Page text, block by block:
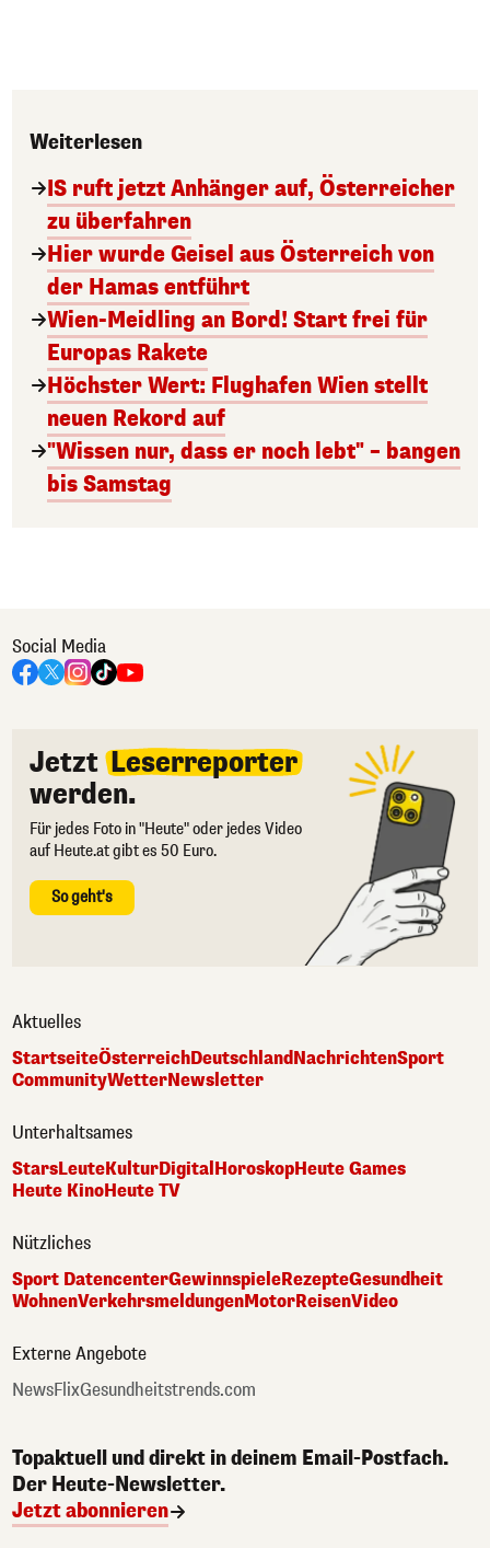
Weiterlesen
IS ruft jetzt Anhänger auf, Österreicher
zu überfahren
Hier wurde Geisel aus Österreich von
der Hamas entführt
Wien-Meidling an Bord! Start frei für
Europas Rakete
Höchster Wert: Flughafen Wien stellt
neuen Rekord auf
"Wissen nur, dass er noch lebt" – bangen
bis Samstag
Social Media
Jetzt Leserreporter
werden.
Für jedes Foto in "Heute" oder jedes Video
auf Heute.at gibt es 50 Euro.
So geht's
Aktuelles
StartseiteÖsterreichDeutschlandNachrichtenSport
CommunityWetterNewsletter
Unterhaltsames
StarsLeuteKulturDigital HoroskopHeute Games
Heute KinoHeute TV
Nützliches
Sport DatencenterGewinnspieleRezepteGesundheit
WohnenVerkehrsmeldungenMotorReisenVideo
Externe Angebote
NewsFlixGesundheitstrends.com
Topaktuell und direkt in deinem Email-Postfach.
Der Heute-Newsletter.
Jetzt abonnieren